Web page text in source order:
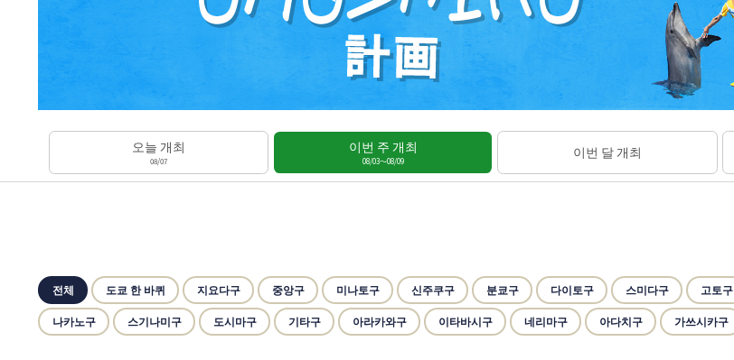
오늘 개최
08/07
이번 주 개최
08/03～08/09
이번 달 개최
전체 도쿄 한 바퀴 지요다구 중앙구 미나토구 신주쿠구 분쿄구 다이토구 스미다구 고토구
나카노구
스기나미구 도시마구 기타구 아라카와구 이타바시구 네리마구 아다치구 가쓰시카구